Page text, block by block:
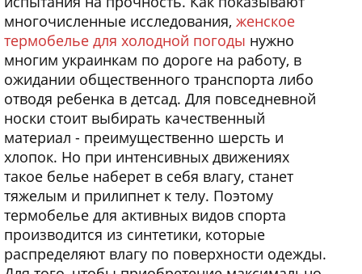
многочисленные исследования, женское
термобелье для холодной погоды нужно
многим украинкам по дороге на работу, в
ожидании общественного транспорта либо
отводя ребенка в детсад. Для повседневной
носки стоит выбирать качественный
материал - преимущественно шерсть и
хлопок. Но при интенсивных движениях
такое белье наберет в себя влагу, станет
тяжелым и прилипнет к телу. Поэтому
термобелье для активных видов спорта
производится из синтетики, которые
распределяют влагу по поверхности одежды.